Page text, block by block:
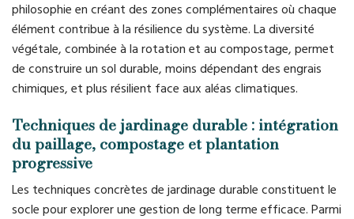
philosophie en créant des zones complémentaires où chaque
élément contribue à la résilience du système. La diversité
végétale, combinée à la rotation et au compostage, permet
de construire un sol durable, moins dépendant des engrais
chimiques, et plus résilient face aux aléas climatiques.
Techniques de jardinage durable : intégration
du paillage, compostage et plantation
progressive
Les techniques concrètes de jardinage durable constituent le
socle pour explorer une gestion de long terme efficace. Parmi